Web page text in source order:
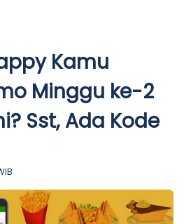
Kamu
Minggu ke-2
Sst, Ada Kode